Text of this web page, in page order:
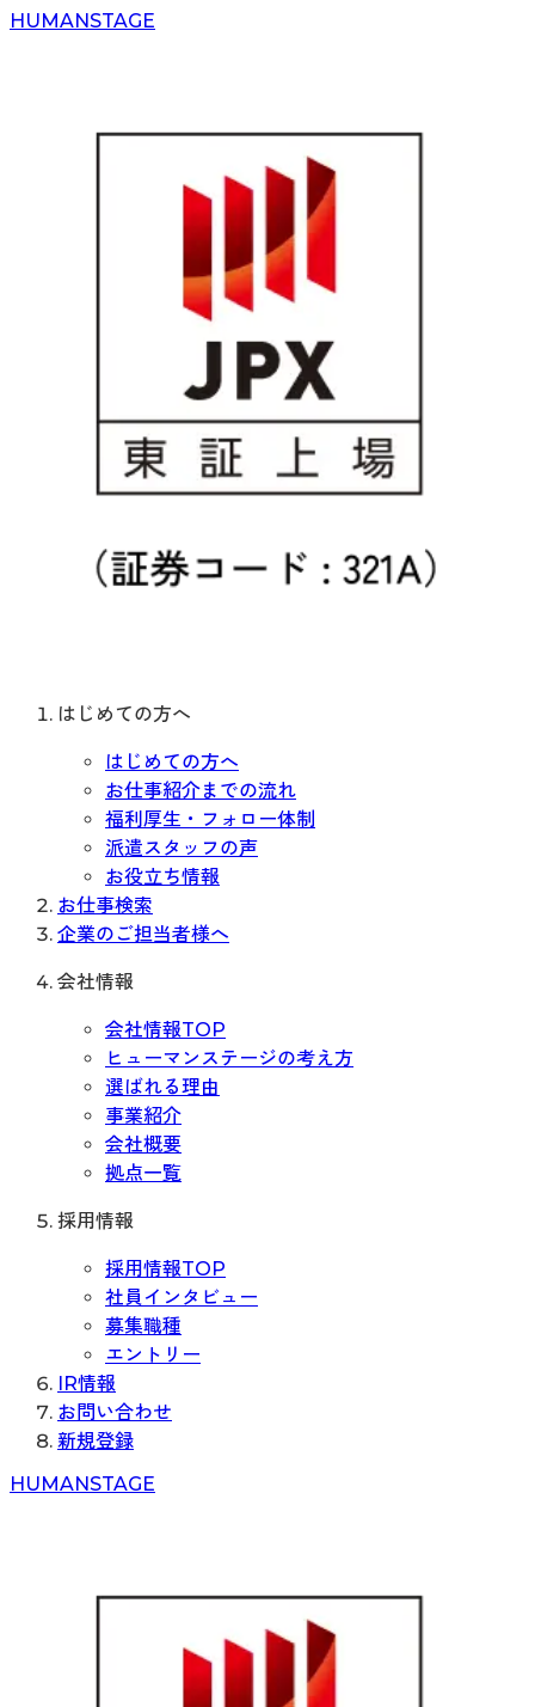
HUMANSTAGE
はじめての方へ
はじめての方へ
お仕事紹介までの流れ
福利厚生・フォロー体制
派遣スタッフの声
お役立ち情報
お仕事検索
企業のご担当者様へ
会社情報
会社情報TOP
ヒューマンステージの考え方
選ばれる理由
事業紹介
会社概要
拠点一覧
採用情報
採用情報TOP
社員インタビュー
募集職種
エントリー
IR情報
お問い合わせ
新規登録
HUMANSTAGE